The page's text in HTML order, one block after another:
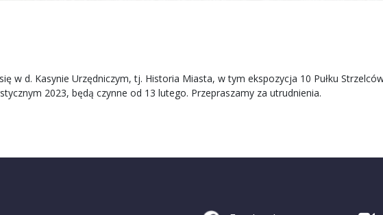
w d. Kasynie Urzędniczym, tj. Historia Miasta, w tym ekspozycja 10 Pułku
2023, będą czynne od 13 lutego. Przepraszamy za utrudnienia.